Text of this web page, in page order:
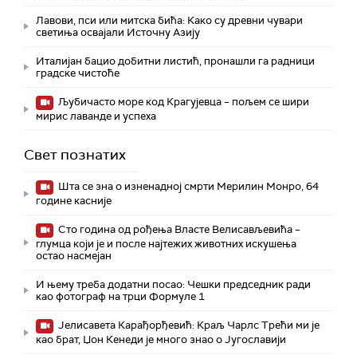
Лавови, пси или митска бића: Како су древни чувари
светиња освајали Источну Азију
Италијан бацио добитни листић, пронашли га радници
градске чистоће
Љубичасто море код Крагујевца – пољем се шири
мирис лаванде и успеха
Свет познатих
Шта се зна о изненадној смрти Мерилин Монро, 64
године касније
Сто година од рођења Власте Велисављевића –
глумца који је и после најтежих животних искушења
остао насмејан
И њему треба додатни посао: Чешки председник ради
као фотограф на трци Формуле 1
Јелисавета Карађорђевић: Краљ Чарлс Трећи ми је
као брат, Џон Кенеди је много знао о Југославији